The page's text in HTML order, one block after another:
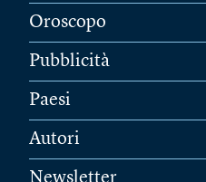
Oroscopo
Pubblicità
Paesi
Autori
Newsletter